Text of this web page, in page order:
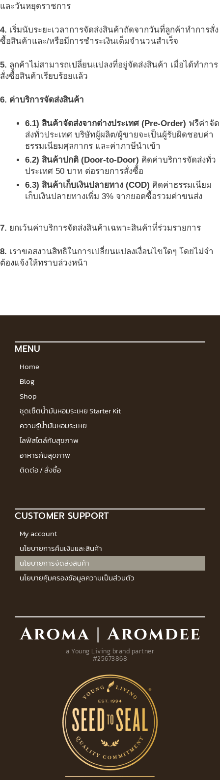
และวันหยุดราชการ
4. เริ่มนับระยะเวลาการจัดส่งสินค้าถัดจากวันที่ลูกค้าทำการสั่ง
ซื้อสินค้าและ/หรือมีการชำระเงินเต็มจำนวนสำเร็จ
5. ลูกค้าไม่สามารถเปลี่ยนแปลงที่อยู่จัดส่งสินค้า เมื่อได้ทำการ
สั่งซื้อสินค้าเรียบร้อยแล้ว
6. ค่าบริการจัดส่งสินค้า
6.1) สินค้าจัดส่งจากต่างประเทศ (Pre-Order) ฟรีค่าจัด
ส่งทั่วประเทศ บริษัทผู้ผลิต/ผู้ขายจะเป็นผู้รับผิดชอบค่า
ธรรมเนียมศุลกากร และค่าภาษีนำเข้า
6.2) สินค้าปกติ (Door-to-Door) คิดค่าบริการจัดส่งทั่ว
ประเทศ 50 บาท ต่อรายการสั่งซื้อ
6.3) สินค้าเก็บเงินปลายทาง (COD) คิดค่าธรรมเนียม
เก็บเงินปลายทางเพิ่ม 3% จากยอดซื้อรวมค่าขนส่ง
7. ยกเว้นค่าบริการจัดส่งสินค้าเฉพาะสินค้าที่ร่วมรายการ
8. เราขอสงวนสิทธิในการเปลี่ยนแปลงเงื่อนไขใดๆ โดยไม่จำ
ต้องแจ้งให้ทราบล่วงหน้า
MENU
Home
Blog
Shop
ชุดเซ็ตน้ำมันหอมระเหย Starter Kit
ความรู้น้ำมันหอมระเหย
ไลฟ์สไตล์กับสุขภาพ
อาหารกับสุขภาพ
ติดต่อ / สั่งซื้อ
CUSTOMER SUPPORT
My account
นโยบายการคืนเงินและสินค้า
นโยบายการจัดส่งสินค้า
นโยบายคุ้มครองข้อมูลความเป็นส่วนตัว
a Young Living brand partner
#25673868